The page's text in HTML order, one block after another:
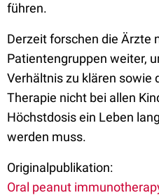
führen.
Derzeit forschen die Ärzte
Patientengruppen weiter,
Verhältnis zu klären sowie
Therapie nicht bei allen
Höchstdosis ein Leben
werden muss.
Originalpublikation:
Oral peanut